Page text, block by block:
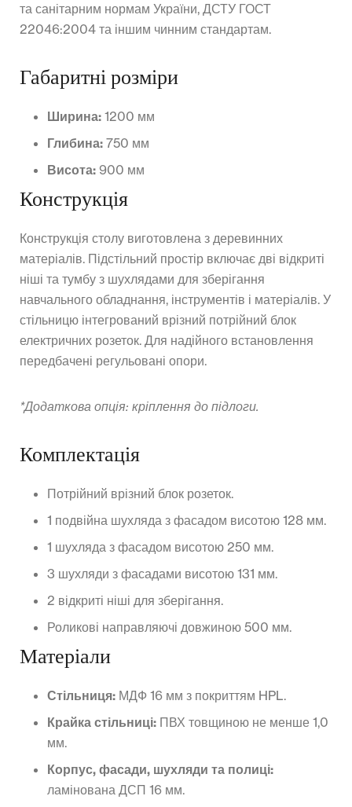
та санітарним нормам України, ДСТУ ГОСТ
22046:2004 та іншим чинним стандартам.
Габаритні розміри
Ширина: 1200 мм
Глибина: 750 мм
Висота: 900 мм
Конструкція
Конструкція столу виготовлена з деревинних
матеріалів. Підстільний простір включає дві відкриті
ніші та тумбу з шухлядами для зберігання
навчального обладнання, інструментів і матеріалів. У
стільницю інтегрований врізний потрійний блок
електричних розеток. Для надійного встановлення
передбачені регульовані опори.
*Додаткова опція: кріплення до підлоги.
Комплектація
Потрійний врізний блок розеток.
1 подвійна шухляда з фасадом висотою 128 мм.
1 шухляда з фасадом висотою 250 мм.
3 шухляди з фасадами висотою 131 мм.
2 відкриті ніші для зберігання.
Роликові направляючі довжиною 500 мм.
Матеріали
Стільниця: МДФ 16 мм з покриттям HPL.
Крайка стільниці: ПВХ товщиною не менше 1,0
мм.
Корпус, фасади, шухляди та полиці:
ламінована ДСП 16 мм.